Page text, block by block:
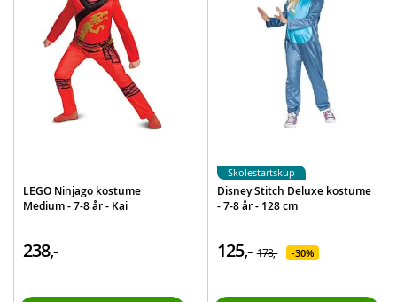
Størrelse: ca. 128 cm
Alder: 7-8 år
Produktdetaljer
LEGO Ninjago kostume
Medium - 7-8 år - Kai
238,-
Disney Stitch Deluxe kostume
- 7-8 år - 128 cm
125,- 178,- 30%
Skolestartskup